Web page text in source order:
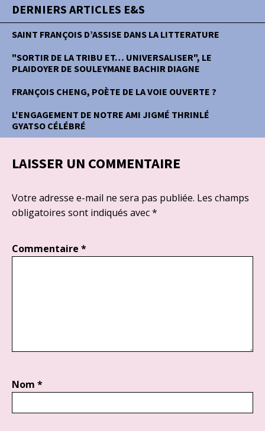
DERNIERS ARTICLES E&S
SAINT FRANÇOIS D’ASSISE DANS LA LITTERATURE
"SORTIR DE LA TRIBU ET… UNIVERSALISER", LE
PLAIDOYER DE SOULEYMANE BACHIR DIAGNE
FRANÇOIS CHENG, POÈTE DE LA VOIE OUVERTE ?
L'ENGAGEMENT DE NOTRE AMI JIGMÉ THRINLÉ
GYATSO CÉLÉBRÉ
LAISSER UN COMMENTAIRE
Votre adresse e-mail ne sera pas publiée. Les champs
obligatoires sont indiqués avec*
Commentaire *
Nom *